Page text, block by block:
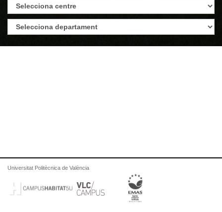
Universitat Politècnica de València